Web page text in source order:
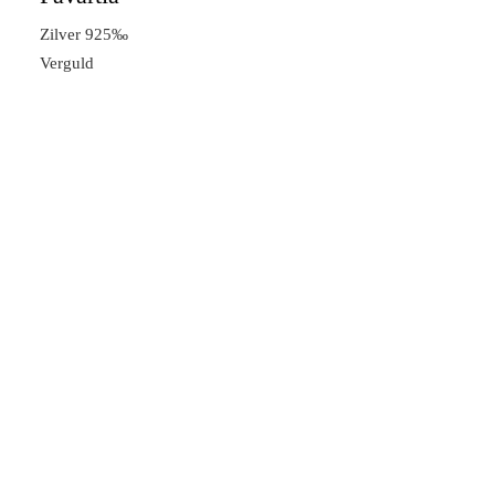
Zilver 925‰
Verguld